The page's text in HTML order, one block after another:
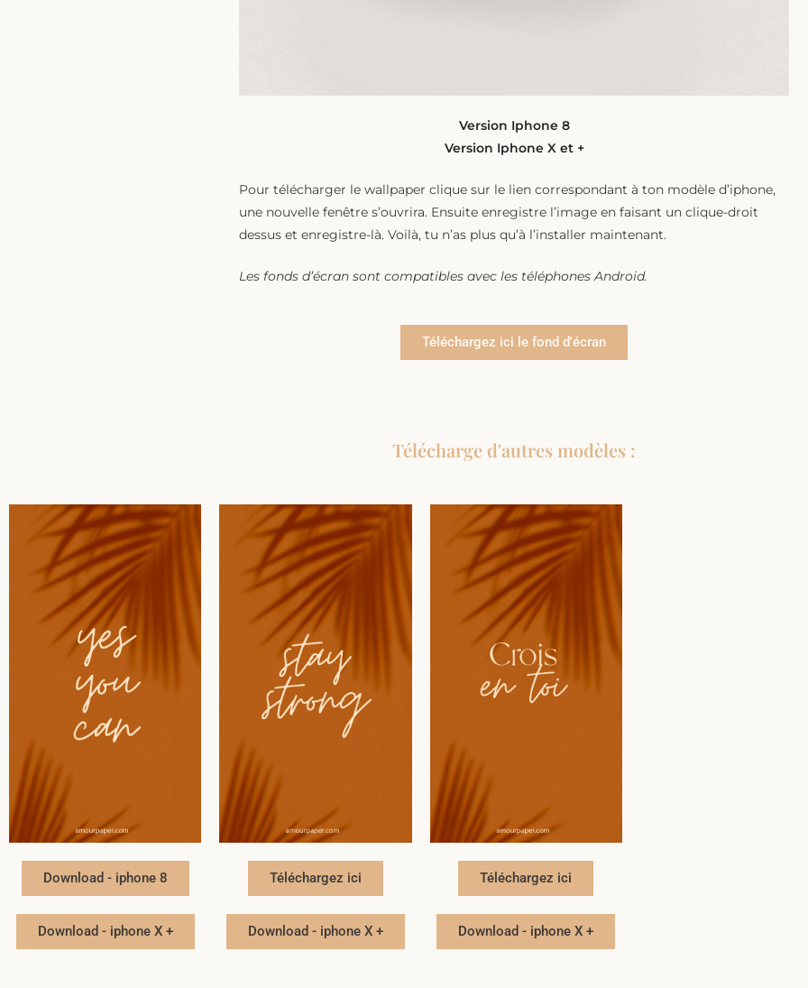
Version Iphone 8
Version Iphone X et +
Pour télécharger le wallpaper clique sur le lien correspondant à ton modèle d’iphone,
une nouvelle fenêtre s’ouvrira. Ensuite enregistre l’image en faisant un clique-droit
dessus et enregistre-là. Voilà, tu n’as plus qu’à l’installer maintenant.
Les fonds d’écran sont compatibles avec les téléphones Android.
Téléchargez ici le fond d'écran
Télécharge d'autres modèles :
Download - iphone 8
Download - iphone X +
Téléchargez ici
Download - iphone X +
Téléchargez ici
Download - iphone X +